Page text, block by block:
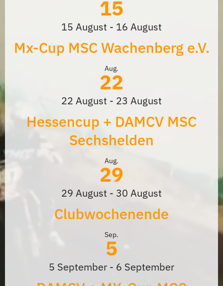
15
15 August - 16 August
Mx-Cup MSC Wachenberg e.V.
Aug.
22
22 August - 23 August
Hessencup + DAMCV MSC
Sechshelden
Aug.
29
29 August - 30 August
Clubwochenende
Sep.
5
5 September - 6 September